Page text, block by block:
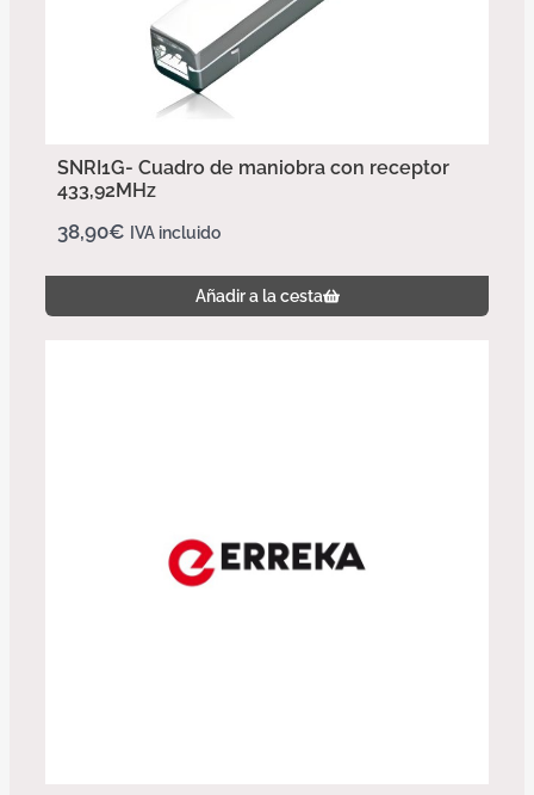
SNRI1G- Cuadro de maniobra con receptor
433,92MHz
38,90€ IVA incluido
Añadir a la cesta